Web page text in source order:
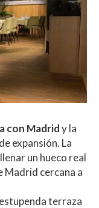
con Madridy la
expansión. La
un hueco real
Madrid cercana a
terraza